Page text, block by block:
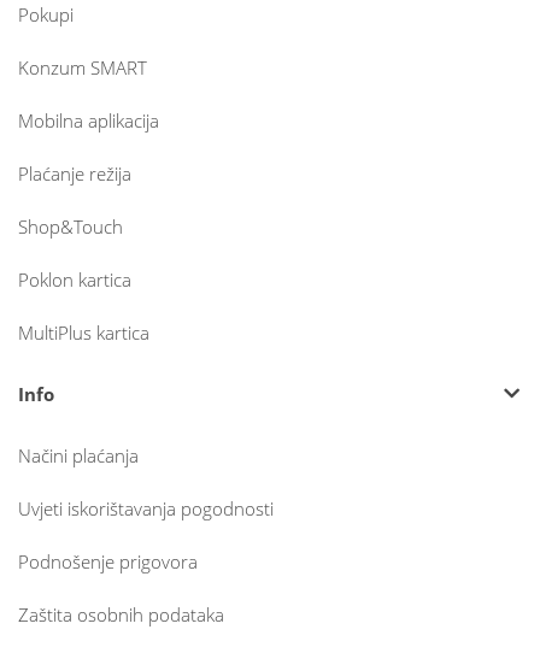
Pokupi
Konzum SMART
Mobilna aplikacija
Plaćanje režija
Shop&Touch
Poklon kartica
MultiPlus kartica
Info
Načini plaćanja
Uvjeti iskorištavanja pogodnosti
Podnošenje prigovora
Zaštita osobnih podataka